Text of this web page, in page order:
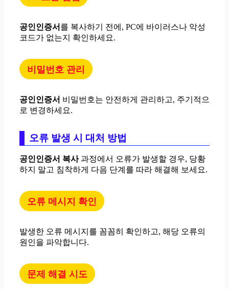
공인인증서 를 복사하기 전에, PC에 바이러스나 악성
코드가 없는지 확인하세요.
비밀번호 관리
공인인증서 비밀번호는 안전하게 관리하고, 주기적으
로 변경하세요.
오류 발생 시 대처 방법
공인인증서 복사과정에서 오류가 발생할 경우, 당황
하지 말고 침착하게 다음 단계를 따라 해결해 보세요.
오류 메시지 확인
발생한 오류 메시지를 꼼꼼히 확인하고, 해당 오류의
원인을 파악합니다.
문제 해결 시도